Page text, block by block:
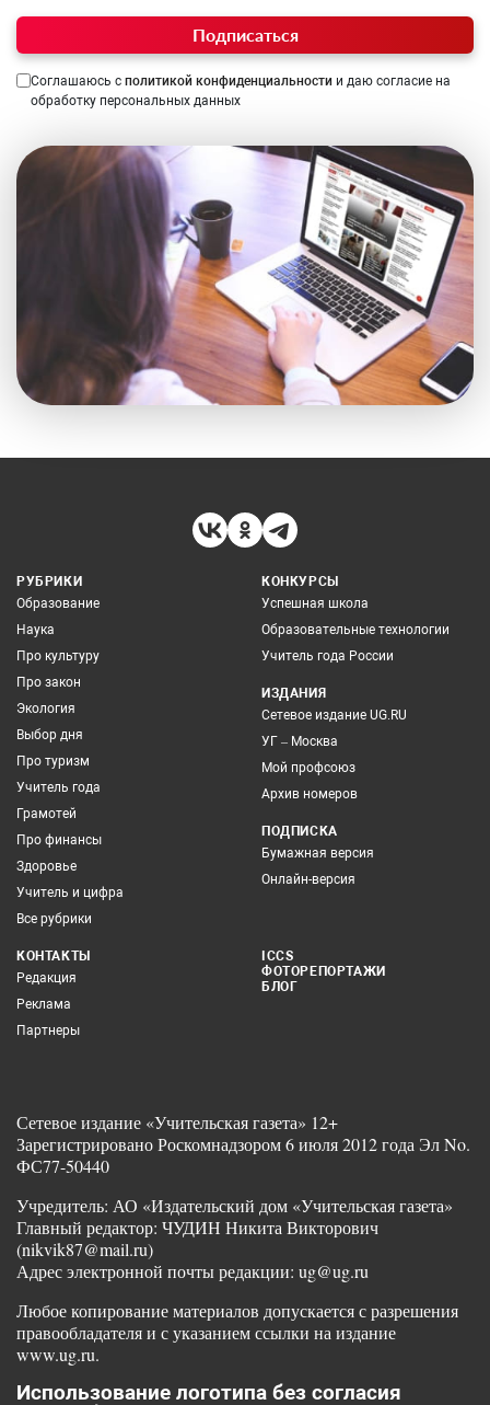
Подписаться
Соглашаюсь с политикой конфиденциальности и даю согласие на
обработку персональных данных
РУБРИКИ
Образование
Наука
Про культуру
Про закон
Экология
Выбор дня
Про туризм
Учитель года
Грамотей
Про финансы
Здоровье
Учитель и цифра
Все рубрики
КОНКУРСЫ
Успешная школа
Образовательные технологии
Учитель года России
ИЗДАНИЯ
Сетевое издание UG.RU
УГ – Москва
Мой профсоюз
Архив номеров
ПОДПИСКА
Бумажная версия
Онлайн-версия
КОНТАКТЫ
Редакция
Реклама
Партнеры
ICCS
ФОТОРЕПОРТАЖИ
БЛОГ
Сетевое издание «Учительская газета» 12+
Зарегистрировано Роскомнадзором 6 июля 2012 года Эл No.
ФС77-50440
Учредитель: АО «Издательский дом «Учительская газета»
Главный редактор: ЧУДИН Никита Викторович
(nikvik87@mail.ru)
Адрес электронной почты редакции: ug@ug.ru
Любое копирование материалов допускается с разрешения
правообладателя и с указанием ссылки на издание
www.ug.ru.
Использование логотипа без согласия